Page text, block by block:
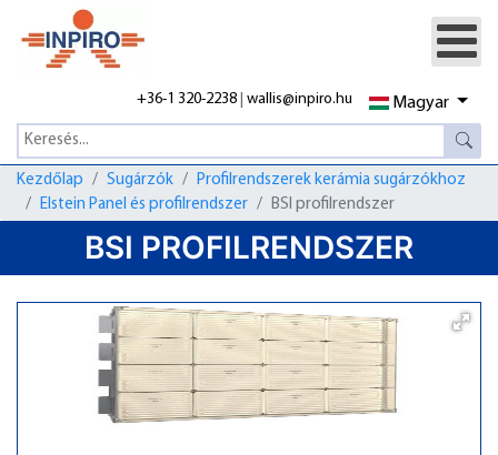
+36-1 320-2238 |wallis@inpiro.hu Magyar
Kezdőlap Sugárzók
Profilrendszerek kerámia sugárzókhoz
Elstein Panel és profilrendszer
BSI profilrendszer
BSI PROFILRENDSZER